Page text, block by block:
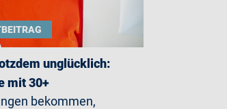
unglücklich:
mit 30+
bekommen,